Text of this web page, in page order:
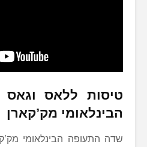
טיסות ללאס
הבינלאומי מק’קארן
שדה התעופה הבינלאומי